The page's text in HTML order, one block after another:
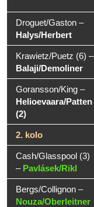
Droguet/Gaston –
Halys/Herbert
Krawietz/Puetz (6) –
Balaji/Demoliner
Goransson/King –
Helioevaara/Patten
(2)
2. kolo
Cash/Glasspool (3)
– Pavlásek/Rikl
Bergs/Collignon –
Nouza/Oberleitner